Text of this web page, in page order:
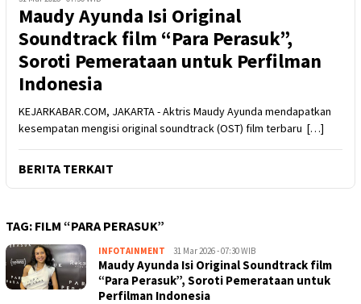
Maudy Ayunda Isi Original
Soundtrack film “Para Perasuk”,
Soroti Pemerataan untuk Perfilman
Indonesia
KEJARKABAR.COM, JAKARTA - Aktris Maudy Ayunda mendapatkan
kesempatan mengisi original soundtrack (OST) film terbaru […]
BERITA TERKAIT
TAG: FILM “PARA PERASUK”
INFOTAINMENT Kejar
Kabar
31 Mar 2026 - 07:30 WIB
Maudy Ayunda Isi Original Soundtrack film
“Para Perasuk”, Soroti Pemerataan untuk
Perfilman Indonesia